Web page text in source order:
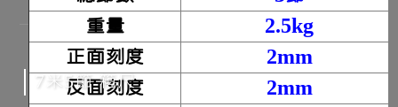
重量
2.5kg
正面刻度
2mm
反面刻度
2mm
7米5節 箱尺